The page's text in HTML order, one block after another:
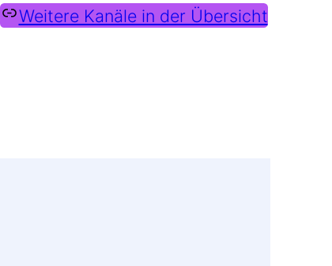
Weitere Kanäle in der Übersicht